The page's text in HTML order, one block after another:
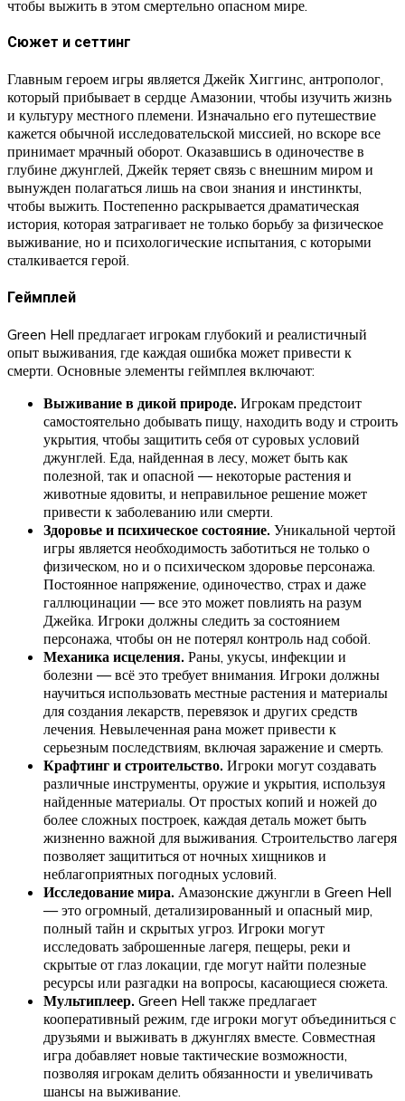
чтобы выжить в этом смертельно опасном мире.
Сюжет и сеттинг
Главным героем игры является Джейк Хиггинс, антрополог,
который прибывает в сердце Амазонии, чтобы изучить жизнь
и культуру местного племени. Изначально его путешествие
кажется обычной исследовательской миссией, но вскоре все
принимает мрачный оборот. Оказавшись в одиночестве в
глубине джунглей, Джейк теряет связь с внешним миром и
вынужден полагаться лишь на свои знания и инстинкты,
чтобы выжить. Постепенно раскрывается драматическая
история, которая затрагивает не только борьбу за физическое
выживание, но и психологические испытания, с которыми
сталкивается герой.
Геймплей
Green Hell предлагает игрокам глубокий и реалистичный
опыт выживания, где каждая ошибка может привести к
смерти. Основные элементы геймплея включают:
Выживание в дикой природе. Игрокам предстоит
самостоятельно добывать пищу, находить воду и строить
укрытия, чтобы защитить себя от суровых условий
джунглей. Еда, найденная в лесу, может быть как
полезной, так и опасной — некоторые растения и
животные ядовиты, и неправильное решение может
привести к заболеванию или смерти.
Здоровье и психическое состояние. Уникальной чертой
игры является необходимость заботиться не только о
физическом, но и о психическом здоровье персонажа.
Постоянное напряжение, одиночество, страх и даже
галлюцинации — все это может повлиять на разум
Джейка. Игроки должны следить за состоянием
персонажа, чтобы он не потерял контроль над собой.
Механика исцеления. Раны, укусы, инфекции и
болезни — всё это требует внимания. Игроки должны
научиться использовать местные растения и материалы
для создания лекарств, перевязок и других средств
лечения. Невылеченная рана может привести к
серьезным последствиям, включая заражение и смерть.
Крафтинг и строительство. Игроки могут создавать
различные инструменты, оружие и укрытия, используя
найденные материалы. От простых копий и ножей до
более сложных построек, каждая деталь может быть
жизненно важной для выживания. Строительство лагеря
позволяет защититься от ночных хищников и
неблагоприятных погодных условий.
Исследование мира. Амазонские джунгли в Green Hell
— это огромный, детализированный и опасный мир,
полный тайн и скрытых угроз. Игроки могут
исследовать заброшенные лагеря, пещеры, реки и
скрытые от глаз локации, где могут найти полезные
ресурсы или разгадки на вопросы, касающиеся сюжета.
Мультиплеер. Green Hell также предлагает
кооперативный режим, где игроки могут объединиться с
друзьями и выживать в джунглях вместе. Совместная
игра добавляет новые тактические возможности,
позволяя игрокам делить обязанности и увеличивать
шансы на выживание.